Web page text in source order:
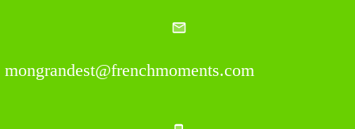
mongrandest@frenchmoments.com